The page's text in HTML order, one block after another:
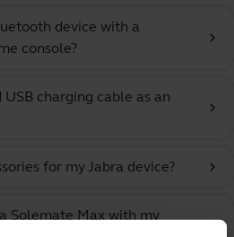
device with a
console?
chevron_right
charging cable as an
chevron_right
for my Jabra device? chevron_right
Solemate Max with my